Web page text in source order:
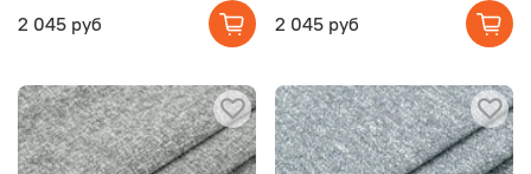
2 045 руб
2 045 руб